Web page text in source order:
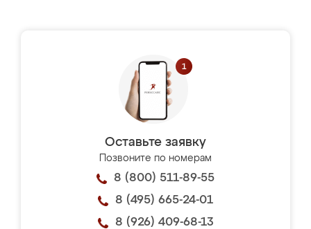
Оставьте заявку
Позвоните по номерам
8 (800) 511-89-55
8 (495) 665-24-01
8 (926) 409-68-13